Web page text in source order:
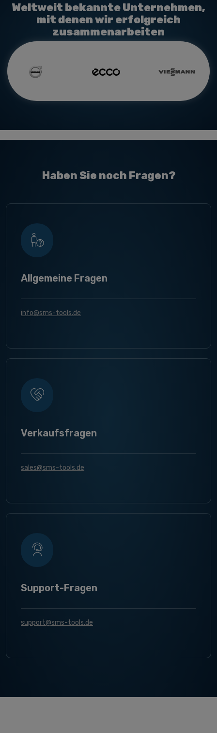
Weltweit bekannte Unternehmen,
mit denen wir erfolgreich
zusammenarbeiten
Haben Sie noch Fragen?
Allgemeine Fragen
info@sms-tools.de
Verkaufsfragen
sales@sms-tools.de
Support-Fragen
support@sms-tools.de